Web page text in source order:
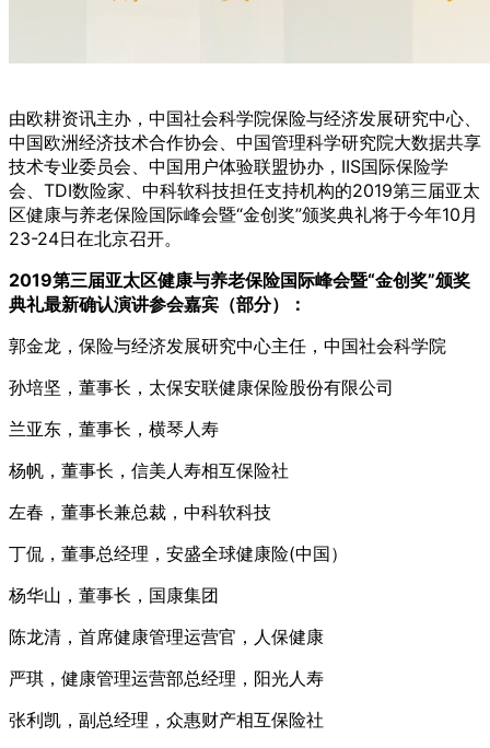
由欧耕资讯主办，中国社会科学院保险与经济发展研究中心、
中国欧洲经济技术合作协会、中国管理科学研究院大数据共享
技术专业委员会、中国用户体验联盟协办，IIS国际保险学
会、TDI数险家、中科软科技担任支持机构的2019第三届亚太
区健康与养老保险国际峰会暨“金创奖”颁奖典礼将于今年10月
23-24日在北京召开。
2019第三届亚太区健康与养老保险国际峰会暨“金创奖”颁奖
典礼最新确认演讲参会嘉宾（部分）：
郭金龙，保险与经济发展研究中心主任，中国社会科学院
孙培坚，董事长，太保安联健康保险股份有限公司
兰亚东，董事长，横琴人寿
杨帆，董事长，信美人寿相互保险社
左春，董事长兼总裁，中科软科技
丁侃，董事总经理，安盛全球健康险(中国）
杨华山，董事长，国康集团
陈龙清，首席健康管理运营官，人保健康
严琪，健康管理运营部总经理，阳光人寿
张利凯，副总经理，众惠财产相互保险社